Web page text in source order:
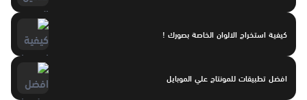
كيفية استخراج الالوان الخاصة بصورك !
افضل تطبيقات للمونتاج علي الموبايل